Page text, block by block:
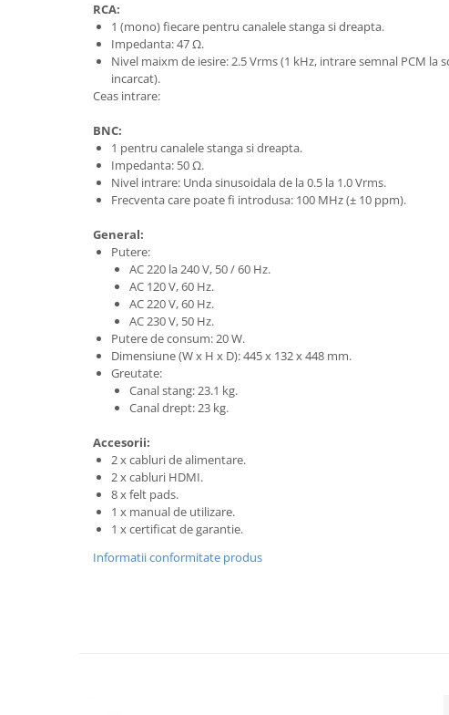
RCA:
1 (mono) fiecare pentru canalele stanga si dreapta.
Impedanta: 47 Ω.
Nivel maixm de iesire: 2.5 Vrms (1 kHz, intrare semnal PCM la
incarcat).
Ceas intrare:
BNC:
1 pentru canalele stanga si dreapta.
Impedanta: 50 Ω.
Nivel intrare: Unda sinusoidala de la 0.5 la 1.0 Vrms.
Frecventa care poate fi introdusa: 100 MHz (± 10 ppm).
General:
Putere:
AC 220 la 240 V, 50 / 60 Hz.
AC 120 V, 60 Hz.
AC 220 V, 60 Hz.
AC 230 V, 50 Hz.
Putere de consum: 20 W.
Dimensiune (W x H x D): 445 x 132 x 448 mm.
Greutate:
Canal stang: 23.1 kg.
Canal drept: 23 kg.
Accesorii:
2 x cabluri de alimentare.
2 x cabluri HDMI.
8 x felt pads.
1 x manual de utilizare.
1 x certificat de garantie.
Informatii conformitate produs